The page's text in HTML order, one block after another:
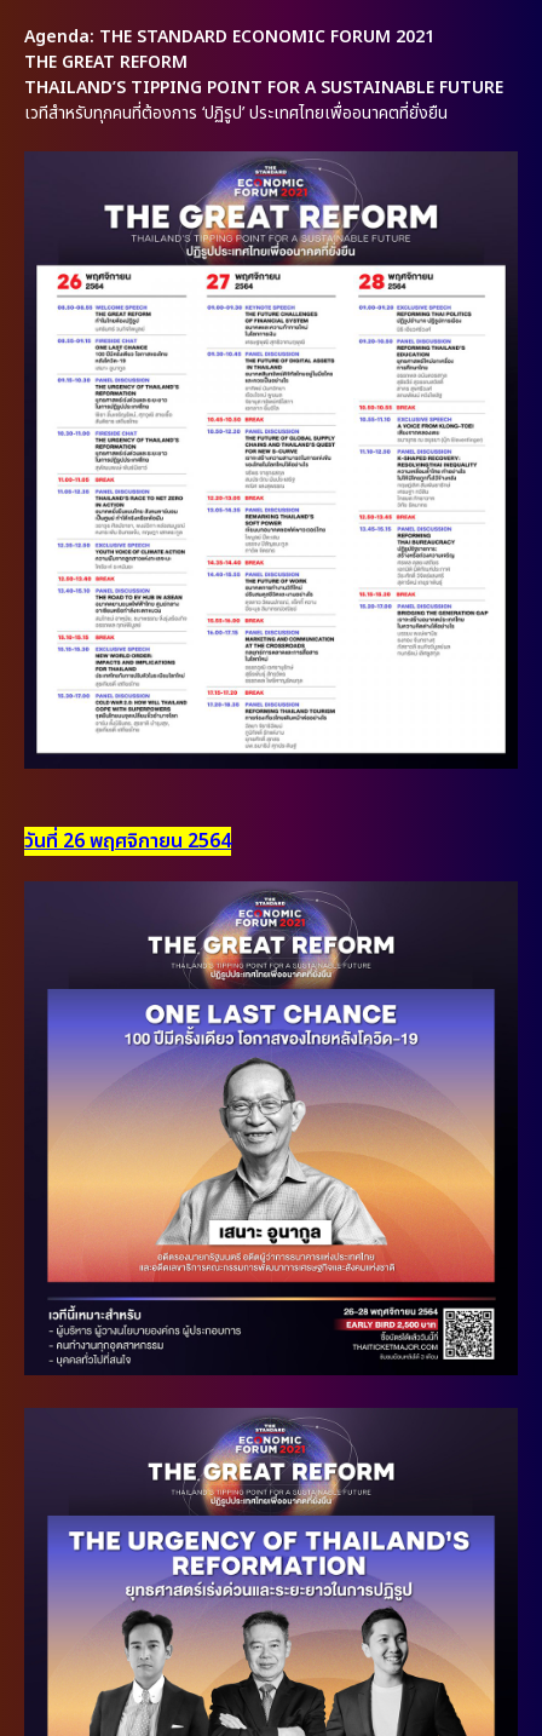
Agenda: THE STANDARD ECONOMIC FORUM 2021
THE GREAT REFORM
THAILAND’S TIPPING POINT FOR A SUSTAINABLE FUTURE
เวทีสำหรับทุกคนที่ต้องการ ‘ปฏิรูป’ ประเทศไทยเพื่ออนาคตที่ยั่งยืน
วันที่ 26 พฤศจิกายน 2564